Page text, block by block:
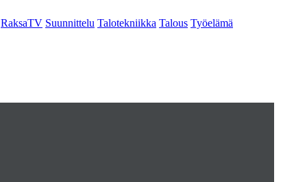
RaksaTV Suunnittelu Talotekniikka Talous Työelämä